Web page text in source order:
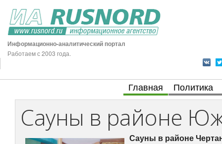
Информационно-аналитический портал
Работаем с 2003 года.
Главная Политика
Сауны в районе
Сауны в районе